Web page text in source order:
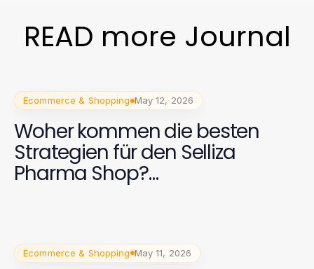
READ more Journal
Ecommerce & Shopping May 12, 2026
Woher kommen die besten
Strategien für den Selliza
Pharma Shop?
Expertenratgeber für 2026
Ecommerce & Shopping May 11, 2026